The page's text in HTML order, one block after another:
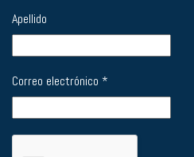
Apellido
Correo electrónico *